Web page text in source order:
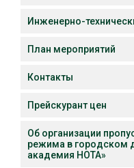
Инженерно-
План мероприятий
Контакты
Прейскурант цен
Об организации
режима в городском
академия НОТА»